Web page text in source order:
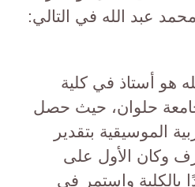
عبد الله في التالي:
هو أستاذ في كلية
بجامعة حلوان، حيث حصل
الموسيقية بتقدير
وكان الأول على
بالكلية واستمر في